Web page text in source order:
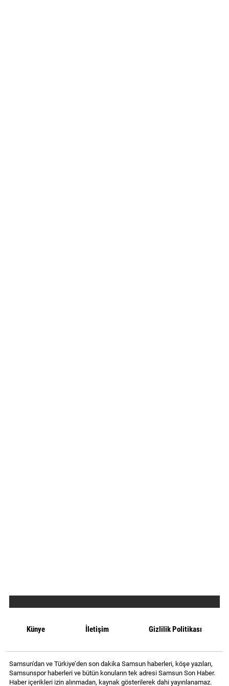
Künye İletişim Gizlilik Politikası
Samsun'dan ve Türkiye’den son dakika Samsun haberleri, köşe yazıları,
Samsunspor haberleri ve bütün konuların tek adresi Samsun Son Haber.
Haber içerikleri izin alınmadan, kaynak gösterilerek dahi yayınlanamaz.